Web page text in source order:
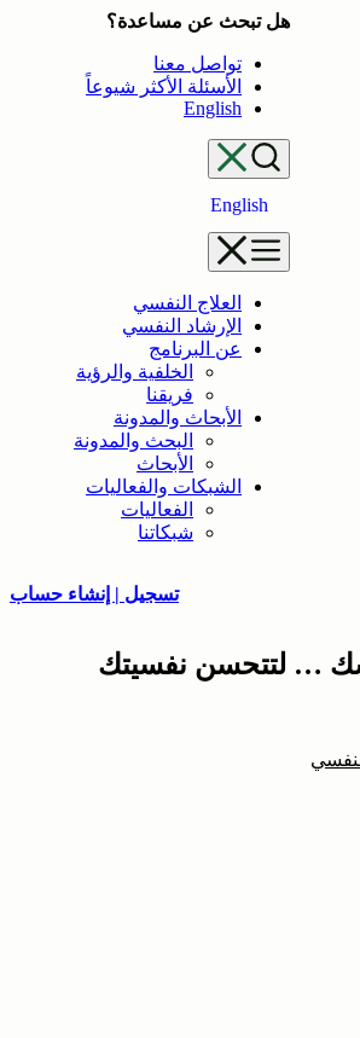
هل تبحث عن مساعدة؟
تواصل معنا
الأسئلة الأكثر شيوعاً
English
English
العلاج النفسي
الإرشاد النفسي
عن البرنامج
الخلفية والرؤية
فريقنا
الأبحاث والمدونة
البحث والمدونة
الأبحاث
الشبكات والفعاليات
الفعاليات
شبكاتنا
تسجيل | إنشاء حساب
… لتتحسن نفسيتك